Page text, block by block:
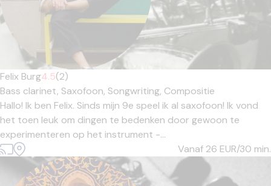
Felix Burg4.5(2)
Bass clarinet, Saxofoon, Songwriting, Compositie
Hallo! Ik ben Felix. Sinds mijn 9e speel ik al saxofoon! Ik vond
het toen leuk om dingen te bedenken door gewoon te
experimenteren op het instrument -...
Vanaf 26 EUR/30 min.